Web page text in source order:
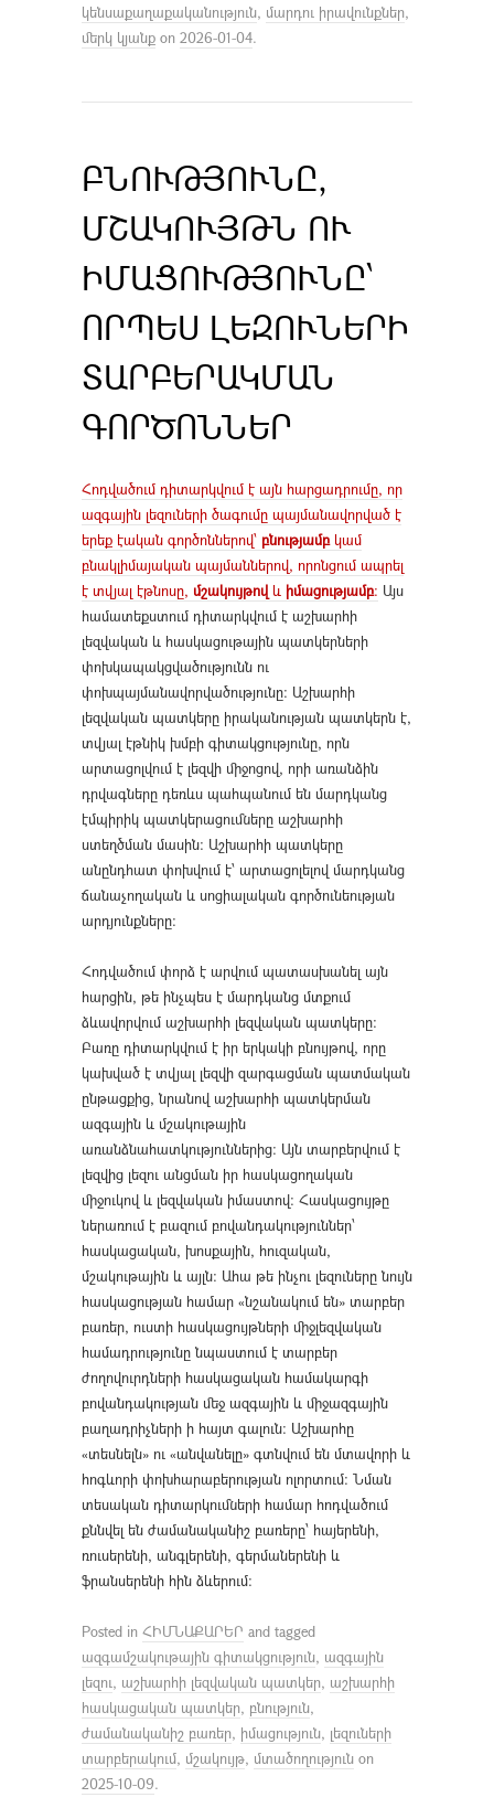
կենսաքաղաքականություն, մարդու իրավունքներ,
մերկ կյանք on 2026-01-04.
ԲՆՈՒԹՅՈՒՆԸ,
ՄՇԱԿՈՒՅԹՆ ՈՒ
ԻՄԱՑՈՒԹՅՈՒՆԸ՝
ՈՐՊԵՍ ԼԵԶՈՒՆԵՐԻ
ՏԱՐԲԵՐԱԿՄԱՆ
ԳՈՐԾՈՆՆԵՐ
Հոդվածում դիտարկվում է այն հարցադրումը, որ
ազգային լեզուների ծագումը պայմանավորված է
երեք էական գործոններով՝ բնությամբկամ
բնակլիմայական պայմաններով, որոնցում ապրել
է տվյալ էթնոսը, մշակույթով և իմացությամբ: Այս
համատեքստում դիտարկվում է աշխարհի
լեզվական և հասկացութային պատկերների
փոխկապակցվածությունն ու
փոխպայմանավորվածությունը: Աշխարհի
լեզվական պատկերը իրականության պատկերն է,
տվյալ էթնիկ խմբի գիտակցությունը, որն
արտացոլվում է լեզվի միջոցով, որի առանձին
դրվագները դեռևս պահպանում են մարդկանց
էմպիրիկ պատկերացումները աշխարհի
ստեղծման մասին։ Աշխարհի պատկերը
անընդհատ փոխվում է՝ արտացոլելով մարդկանց
ճանաչողական և սոցիալական գործունեության
արդյունքները։
Հոդվածում փորձ է արվում պատասխանել այն
հարցին, թե ինչպես է մարդկանց մտքում
ձևավորվում աշխարհի լեզվական պատկերը։
Բառը դիտարկվում է իր երկակի բնույթով, որը
կախված է տվյալ լեզվի զարգացման պատմական
ընթացքից, նրանով աշխարհի պատկերման
ազգային և մշակութային
առանձնահատկություններից։ Այն տարբերվում է
լեզվից լեզու անցման իր հասկացողական
միջուկով և լեզվական իմաստով։ Հասկացույթը
ներառում է բազում բովանդակություններ՝
հասկացական, խոսքային, հուզական,
մշակութային և այլն: Ահա թե ինչու լեզուները նույն
հասկացության համար «նշանակում են» տարբեր
բառեր, ուստի հասկացույթների միջլեզվական
համադրությունը նպաստում է տարբեր
ժողովուրդների հասկացական համակարգի
բովանդակության մեջ ազգային և միջազգային
բաղադրիչների ի հայտ գալուն: Աշխարհը
«տեսնելն» ու «անվանելը» գտնվում են մտավորի և
հոգևորի փոխհարաբերության ոլորտում։ Նման
տեսական դիտարկումների համար հոդվածում
քննվել են ժամանականիշ բառերը՝ հայերենի,
ռուսերենի, անգլերենի, գերմաներենի և
ֆրանսերենի հին ձևերում։
Posted in ՀԻՄՆԱՔԱՐԵՐ and tagged
ազգամշակութային գիտակցություն, ազգային
լեզու, աշխարհի լեզվական պատկեր, աշխարհի
հասկացական պատկեր, բնություն,
ժամանականիշ բառեր, իմացություն, լեզուների
տարբերակում, մշակույթ, մտածողություն on
2025-10-09.